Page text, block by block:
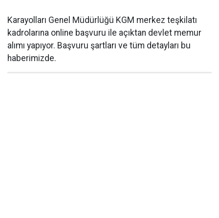
Karayolları Genel Müdürlüğü KGM merkez teşkilatı
kadrolarına online başvuru ile açıktan devlet memur
alımı yapıyor. Başvuru şartları ve tüm detayları bu
haberimizde.